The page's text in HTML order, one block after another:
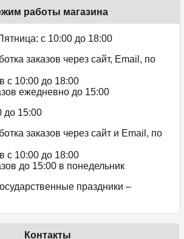
работы магазина
с 10:00 до 18:00
заказов через сайт, Email, по
c 10:00 до 18:00
ежедневно до 15:00
до 15:00
заказов через сайт и Email, по
c 10:00 до 18:00
до 15:00 в понедельник
праздники –
Контакты